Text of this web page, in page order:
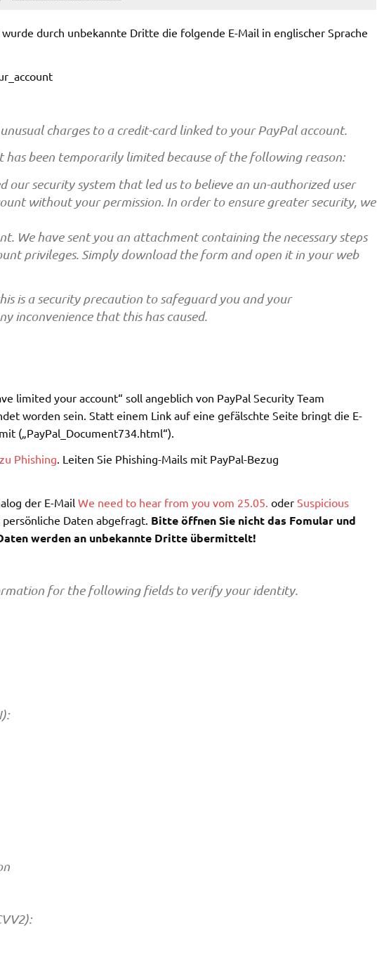
durch unbekannte Dritte die folgende E-Mail in englischer Sprache
charges to a credit-card linked to your PayPal account.
been temporarily limited because of the following reason:
our security system that led us to believe an un-authorized user
without your permission. In order to ensure greater security, we
We have sent you an attachment containing the necessary steps
privileges. Simply download the form and open it in your web
is a security precaution to safeguard you and your
inconvenience that this has caused.
limited your account“ soll angeblich von PayPal Security Team
worden sein. Statt einem Link auf eine gefälschte Seite bringt die E-
(„PayPal_Document734.html“).
Phishing . Leiten Sie Phishing-Mails mit PayPal-Bezug
der E-Mail We need to hear from you vom 25.05. oder Suspicious
Daten abgefragt. Bitte öffnen Sie nicht das Fomular und
werden an unbekannte Dritte übermittelt!
for the following fields to verify your identity.